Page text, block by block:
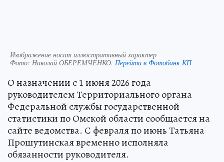
Изображение носит иллюстративный характер
Фото: Николай ОБЕРЕМЧЕНКО. Перейти в Фотобанк КП
О назначении с 1 июня 2026 года
руководителем Территориального органа
Федеральной службы государственной
статистики по Омской области сообщается на
сайте ведомства. С февраля по июнь Татьяна
Прошутинская временно исполняла
обязанности руководителя.